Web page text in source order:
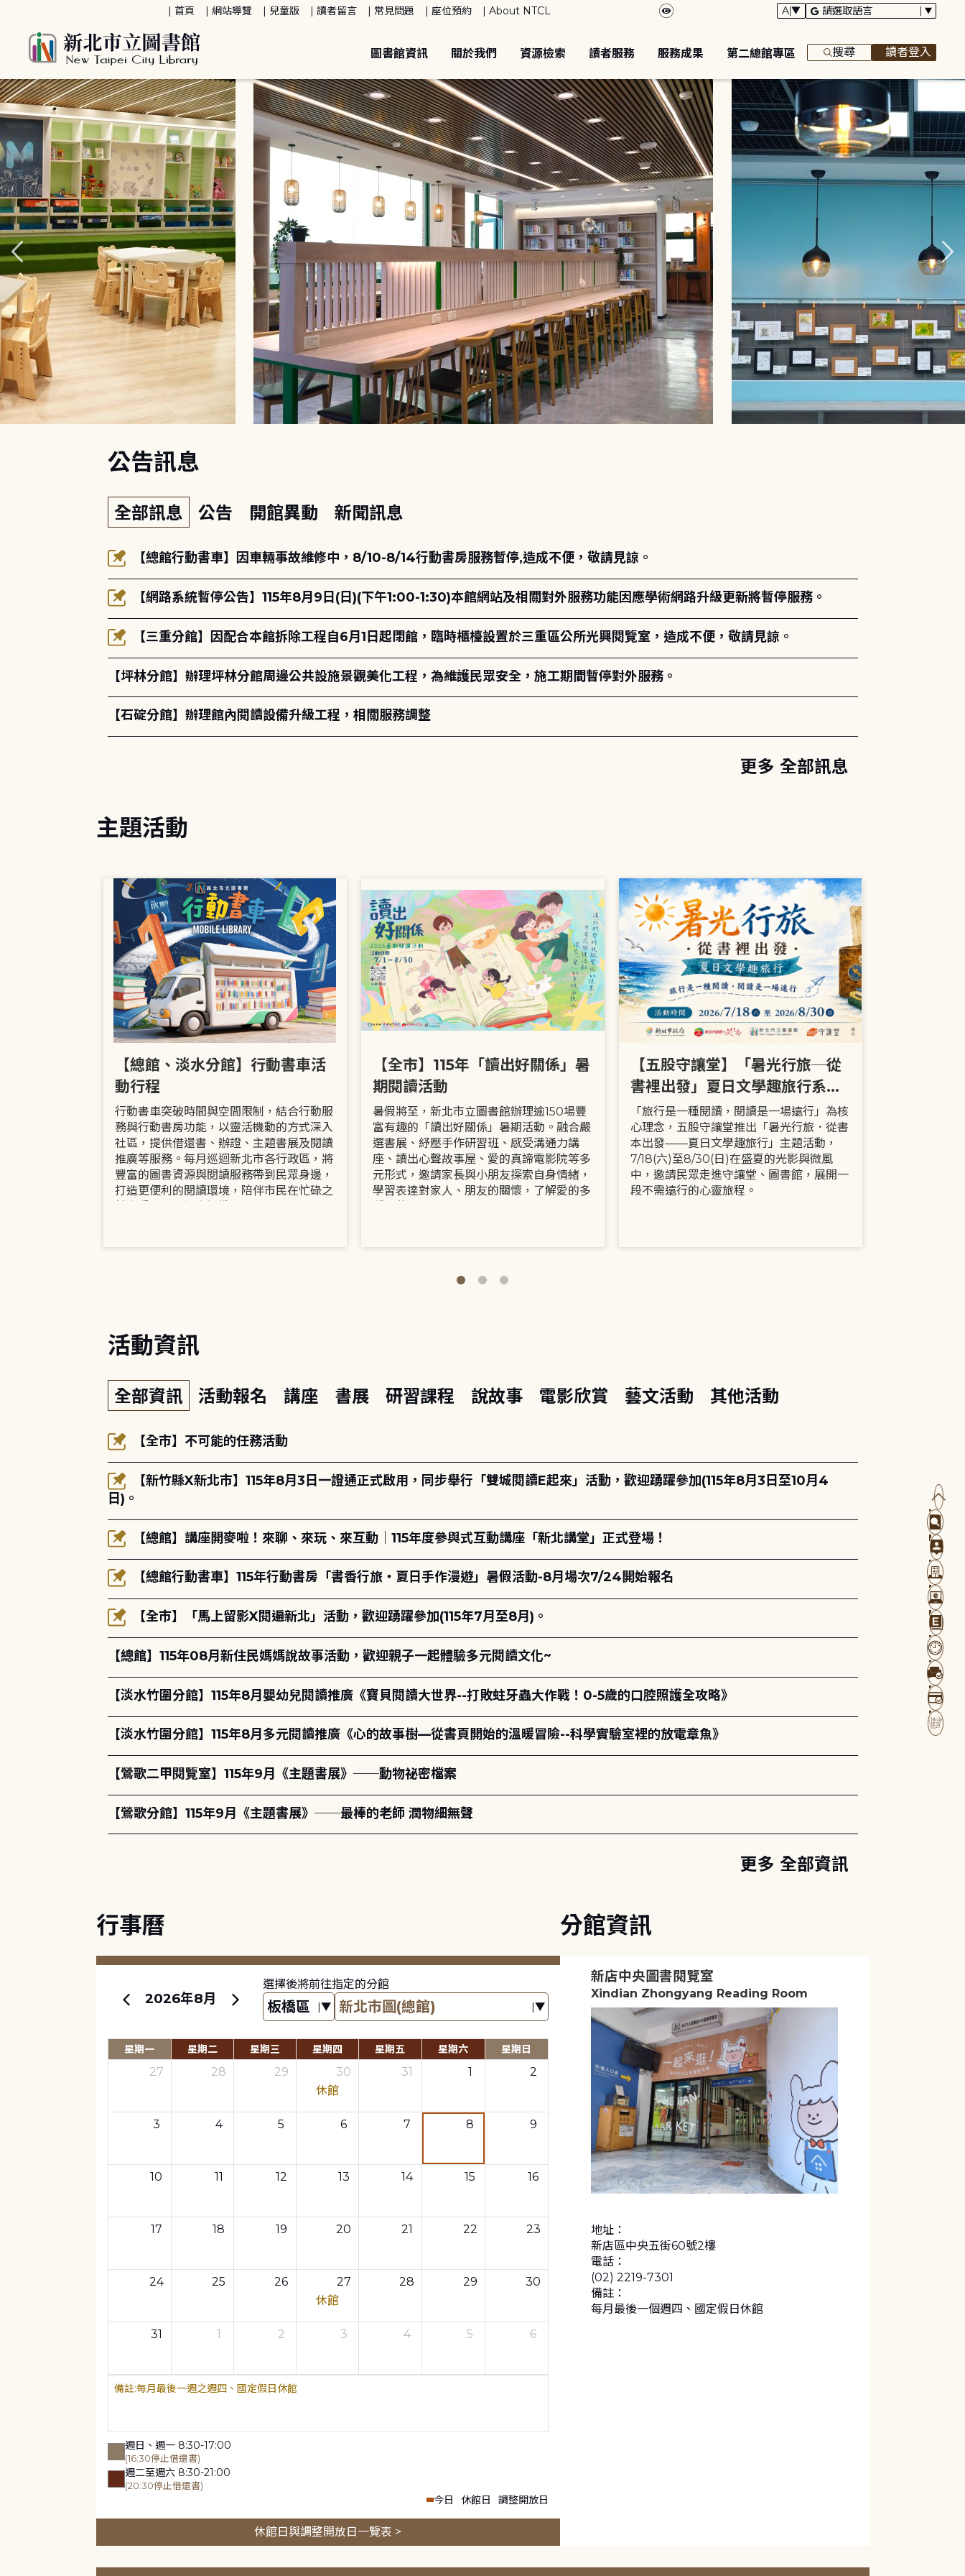
首頁 網站導覽 兒童版 讀者留言 常見問題 座位預約 About NTCL
圖書館資訊 關於我們 資源檢索 讀者服務 服務成果 第二總館專區 搜尋 讀者登入
公告訊息
全部訊息 公告 開館異動 新聞訊息
【總館行動書車】因車輛事故維修中，8/10-8/14行動書房服務暫停,造成不便，敬請見諒。
【網路系統暫停公告】115年8月9日(日)(下午1:00-1:30)本館網站及相關對外服務功能因應學術網路升級更新將暫停服務。
【三重分館】因配合本館拆除工程自6月1日起閉館，臨時櫃檯設置於三重區公所光興閱覽室，造成不便，敬請見諒。
【坪林分館】辦理坪林分館周邊公共設施景觀美化工程，為維護民眾安全，施工期間暫停對外服務。
【石碇分館】辦理館內閱讀設備升級工程，相關服務調整
更多 全部訊息
主題活動
【總館、淡水分館】行動書車活
動行程
行動書車突破時間與空間限制，結合行動服
務與行動書房功能，以靈活機動的方式深入
社區，提供借還書、辦證、主題書展及閱讀
推廣等服務。每月巡迴新北市各行政區，將
豐富的圖書資源與閱讀服務帶到民眾身邊，
打造更便利的閱讀環境，陪伴市民在忙碌之
【全市】115年「讀出好關係」暑
期閱讀活動
暑假將至，新北市立圖書館辦理逾150場豐
富有趣的「讀出好關係」暑期活動。融合嚴
選書展、紓壓手作研習班、感受溝通力講
座、讀出心聲故事屋、愛的真諦電影院等多
元形式，邀請家長與小朋友探索自身情緒，
學習表達對家人、朋友的關懷，了解愛的多
【五股守讓堂】「暑光行旅─從
書裡出發」夏日文學趣旅行系列
活動
「旅行是一種閱讀，閱讀是一場遠行」為核
心理念，五股守讓堂推出「暑光行旅．從書
本出發——夏日文學趣旅行」主題活動，
7/18(六)至8/30(日)在盛夏的光影與微風
中，邀請民眾走進守讓堂、圖書館，展開一
段不需遠行的心靈旅程。
活動資訊
全部資訊 活動報名 講座 書展 研習課程 說故事 電影欣賞 藝文活動 其他活動
【全市】不可能的任務活動
【新竹縣X新北市】115年8月3日一證通正式啟用，同步舉行「雙城閱讀E起來」活動，歡迎踴躍參加(115年8月3日至10月4
日)。
【總館】講座開麥啦！來聊、來玩、來互動｜115年度參與式互動講座「新北講堂」正式登場！
【總館行動書車】115年行動書房「書香行旅・夏日手作漫遊」暑假活動-8月場次7/24開始報名
【全市】「馬上留影X閱遍新北」活動，歡迎踴躍參加(115年7月至8月)。
【總館】115年08月新住民媽媽說故事活動，歡迎親子一起體驗多元閱讀文化~
【淡水竹圍分館】115年8月嬰幼兒閱讀推廣《寶貝閱讀大世界--打敗蛀牙蟲大作戰！0-5歲的口腔照護全攻略》
【淡水竹圍分館】115年8月多元閱讀推廣《心的故事樹—從書頁開始的溫暖冒險--科學實驗室裡的放電章魚》
【鶯歌二甲閱覽室】115年9月《主題書展》──動物祕密檔案
【鶯歌分館】115年9月《主題書展》──最棒的老師 潤物細無聲
更多 全部資訊
行事曆
2026年8月
選擇後將前往指定的分館
星期一 星期二 星期三 星期四 星期五 星期六 星期日
27 28 29
30
休館
31 1 2
3 4 5 6 7 8 9
10 11 12 13 14 15 16
17 18 19 20 21 22 23
24 25 26
27
休館
28 29 30
31 1 2 3 4 5 6
每月最後一週之週四、國定假日休館
週日、週一 8:30-17:00
(16:30停止借還書)
週二至週六 8:30-21:00
(20:30停止借還書)
今日 休館日 調整開放日
休館日與調整開放日一覽表 >
分館資訊
新店中央圖書閱覽室
Xindian Zhongyang Reading Room
地址：
新店區中央五街60號2樓
電話：
(02) 2219-7301
備註：
每月最後一個週四、國定假日休館